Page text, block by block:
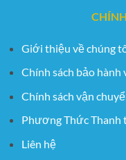
Giới thiệu về chúng
Chính sách bảo hành
Chính sách vận
Phương Thức Thanh
Liên hệ